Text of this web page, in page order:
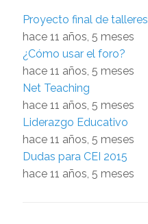
Proyecto final de talleres
hace 11 años, 5 meses
¿Cómo usar el foro?
hace 11 años, 5 meses
Net Teaching
hace 11 años, 5 meses
Liderazgo Educativo
hace 11 años, 5 meses
Dudas para CEI 2015
hace 11 años, 5 meses